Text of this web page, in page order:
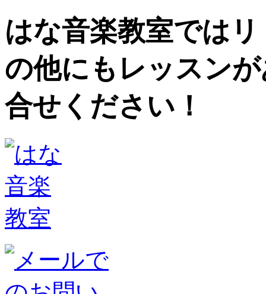
はな音楽教室では
の他にもレッスン
合せください！